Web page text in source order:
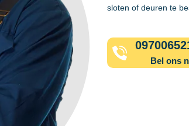
sloten of deuren te
Bel ons